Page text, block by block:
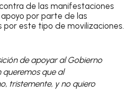
de las manifestaciones
por parte de las
este tipo de movilizaciones.
de apoyar al Gobierno
que al
tristemente, y no quiero